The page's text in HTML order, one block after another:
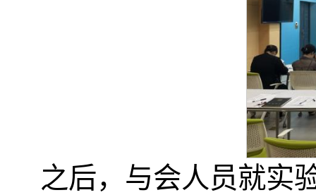
之后，与会人员就实